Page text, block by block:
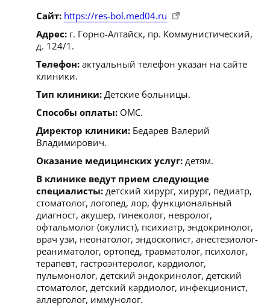
Сайт: https://res-bol.med04.ru
Адрес: г. Горно-Алтайск, пр. Коммунистический,
д. 124/1.
Телефон: актуальный телефон указан на сайте
клиники.
Тип клиники: Детские больницы.
Способы оплаты: ОМС.
Директор клиники: Бедарев Валерий
Владимирович.
Оказание медицинских услуг: детям.
В клинике ведут прием следующие
специалисты: детский хирург, хирург, педиатр,
стоматолог, логопед, лор, функциональный
диагност, акушер, гинеколог, невролог,
офтальмолог (окулист), психиатр, эндокринолог,
врач узи, неонатолог, эндоскопист, анестезиолог-
реаниматолог, ортопед, травматолог, психолог,
терапевт, гастроэнтеролог, кардиолог,
пульмонолог, детский эндокринолог, детский
стоматолог, детский кардиолог, инфекционист,
аллерголог, иммунолог.